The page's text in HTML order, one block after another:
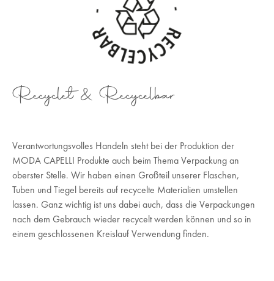
Recyclet & Recycelbar
Verantwortungsvolles Handeln steht bei der Produktion der
MODA CAPELLI Produkte auch beim Thema Verpackung an
oberster Stelle. Wir haben einen Großteil unserer Flaschen,
Tuben und Tiegel bereits auf recycelte Materialien umstellen
lassen. Ganz wichtig ist uns dabei auch, dass die Verpackungen
nach dem Gebrauch wieder recycelt werden können und so in
einem geschlossenen Kreislauf Verwendung finden.